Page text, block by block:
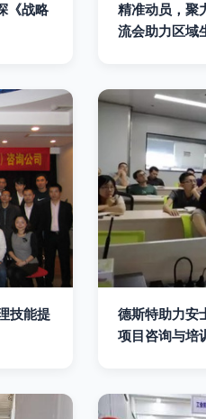
《战略
精准动员，聚
流会助力区域
技能提
德斯特助力安
项目咨询与培